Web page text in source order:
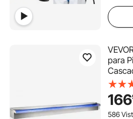
para
11,5 x
Tira
de
166
586